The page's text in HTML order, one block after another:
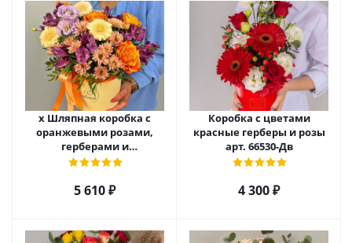
х Шляпная коробка с
оранжевыми розами,
герберами и
альстромерией арт. 52460
5 610₽
Коробка с цветами
красные герберы и розы
арт. 66530-Дв
4 300₽